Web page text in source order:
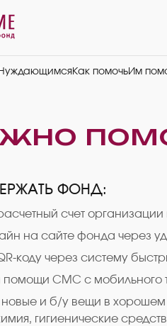
НуждающимсяКак помочьИм
ФОНД:
счет
на сайте фонда через
коду через систему
помощи СМС с
и б/у вещи в
гигиенические